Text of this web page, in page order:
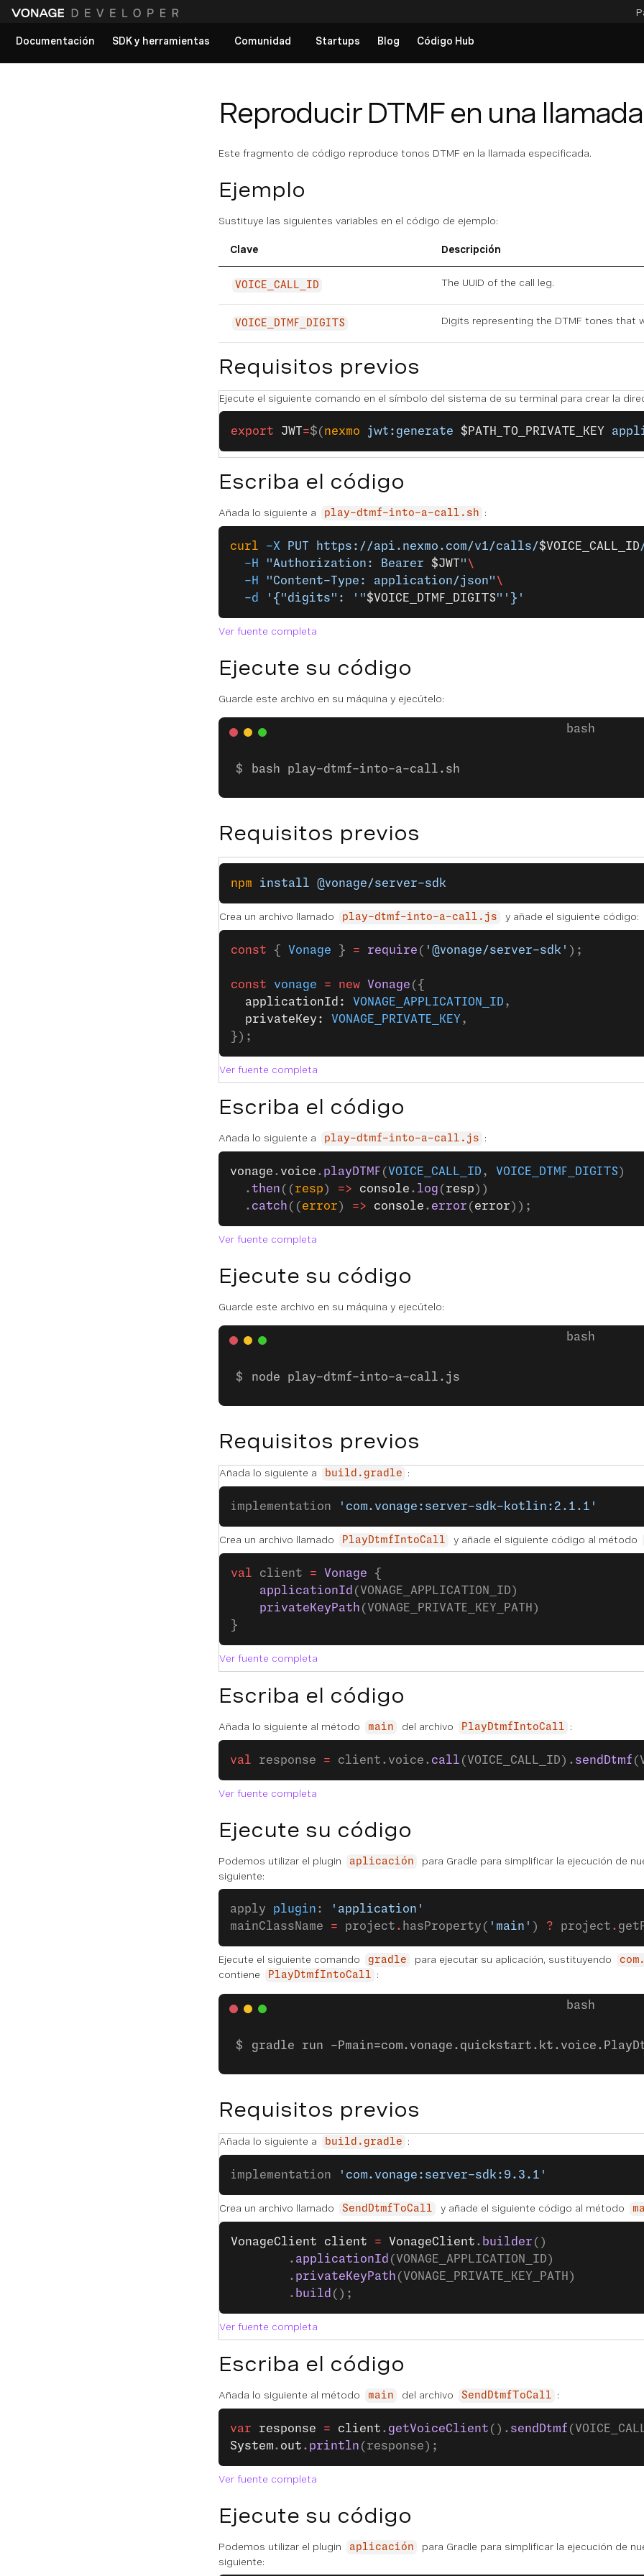
Documentación
SDK y herramientas Comunidad Startups Blog Código Hub
Reproducir DTMF en una llamada
Este fragmento de código reproduce tonos DTMF en la llamada especificada.
Ejemplo
Sustituye las siguientes variables en el código de ejemplo:
Clave Descripción
VOICE_CALL_ID The UUID of the call leg.
VOICE_DTMF_DIGITS Digits representing the DTMF tones that
Requisitos previos
Ejecute el siguiente comando en el símbolo del sistema de su terminal para crear la
export JWT=$( nexmo jwt:generate $PATH_TO_PRIVATE_KEY
Escriba el código
Añada lo siguiente a play-dtmf-into-a-call.sh :
curl -X PUT https://api.nexmo.com/v1/calls/$VOICE_CALL_ID
  -H
"Authorization: Bearer $JWT" \
  -H
"Content-Type: application/json" \
  -d
'{"digits": '"$VOICE_DTMF_DIGITS"'}'
Ver fuente completa
Ejecute su código
Guarde este archivo en su máquina y ejecútelo:
bash play-dtmf-into-a-call.sh
Requisitos previos
npm install @vonage/server-sdk
Crea un archivo llamado play-dtmf-into-a-call.js y añade el siguiente código:
const { Vonage } = require ( '@vonage/server-sdk' );
const vonage = new Vonage ({
  applicationId:
VONAGE_APPLICATION_ID ,
  privateKey:
VONAGE_PRIVATE_KEY ,
});
Ver fuente completa
Escriba el código
Añada lo siguiente a play-dtmf-into-a-call.js :
vonage . voice . playDTMF ( VOICE_CALL_ID , VOICE_DTMF_DIGITS )
  .
then (( resp ) => console . log ( resp ))
  .
catch (( error ) => console . error ( error ));
Ver fuente completa
Ejecute su código
Guarde este archivo en su máquina y ejecútelo:
node play-dtmf-into-a-call.js
Requisitos previos
Añada lo siguiente a build.gradle :
implementation 'com.vonage:server-sdk-kotlin:2.1.1'
Crea un archivo llamado PlayDtmfIntoCall y añade el siguiente código al método
val client = Vonage {
    applicationId
(VONAGE_APPLICATION_ID)
    privateKeyPath
(VONAGE_PRIVATE_KEY_PATH)
}
Ver fuente completa
Escriba el código
Añada lo siguiente al método main del archivo PlayDtmfIntoCall :
val response = client.voice. call (VOICE_CALL_ID). sendDtmf
Ver fuente completa
Ejecute su código
Podemos utilizar el plugin aplicación para Gradle para simplificar la ejecución de
siguiente:
apply plugin :
'application'
mainClassName = project . hasProperty( 'main' ) ? project .
Ejecute el siguiente comando gradle para ejecutar su aplicación, sustituyendo
contiene
PlayDtmfIntoCall :
gradle run -
Requisitos previos
Añada lo siguiente a build.gradle :
implementation 'com.vonage:server-sdk:9.3.1'
Crea un archivo llamado SendDtmfToCall y añade el siguiente código al método
VonageClient client = VonageClient . builder ()
        .
applicationId (VONAGE_APPLICATION_ID)
        .
privateKeyPath (VONAGE_PRIVATE_KEY_PATH)
        .
build ();
Ver fuente completa
Escriba el código
Añada lo siguiente al método main del archivo SendDtmfToCall :
var response = client . getVoiceClient (). sendDtmf
System. out . println (response);
Ver fuente completa
Ejecute su código
Podemos utilizar el plugin aplicación para Gradle para simplificar la ejecución de
siguiente: